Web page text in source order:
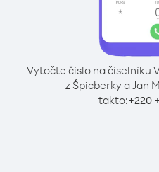
Vytočte číslo na číselníku
z Špicberky a Jan
takto:+220+